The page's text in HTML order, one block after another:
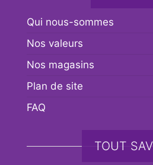
Qui nous-sommes
Nos valeurs
Nos magasins
Plan de site
FAQ
TOUT